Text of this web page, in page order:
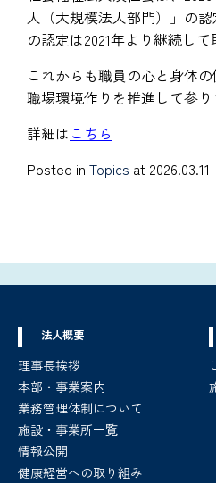
人（大規模法人部門）」の
の認定は2021年より継続して
これからも職員の心と身体
職場環境作りを推進して参り
詳細は こちら
Posted in Topics at 2026.03.11
法人概要
理事長挨拶
本部・事業案内
業務管理体制について
施設・事業所一覧
情報公開
健康経営への取り組み